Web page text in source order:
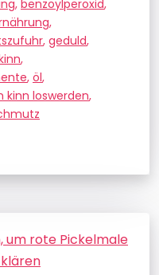
, benzoylperoxid,
,
, geduld,
,
, öl,
kinn loswerden,
um rote Pickelmale